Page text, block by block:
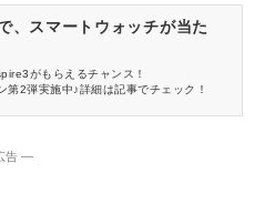
、スマートウォッチが当た
がもらえるチャンス！
第2弾実施中♪詳細は記事でチェック！
告 ―